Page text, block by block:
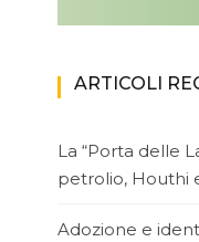
ARTICOLI
La “Porta delle
petrolio, Houthi
Adozione e